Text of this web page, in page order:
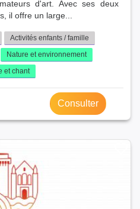
d'art. Avec ses deux
il offre un large...
Activités enfants / famille
Nature et environnement
et chant
Consulter